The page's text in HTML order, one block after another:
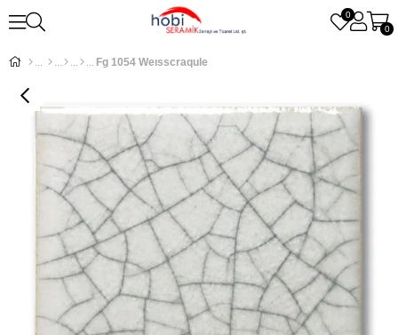
0
0
Fg 1054 Weısscraqule